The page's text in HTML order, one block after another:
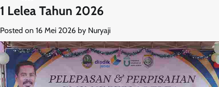
1 Lelea Tahun 2026
Posted on 16 Mei 2026 by Nuryaji